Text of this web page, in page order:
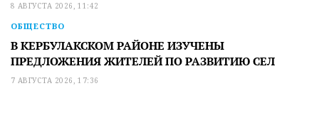
8 АВГУСТА 2026, 11:42
ОБЩЕСТВО
В КЕРБУЛАКСКОМ РАЙОНЕ ИЗУЧЕНЫ
ПРЕДЛОЖЕНИЯ ЖИТЕЛЕЙ ПО РАЗВИТИЮ СЕЛ
7 АВГУСТА 2026, 17:36